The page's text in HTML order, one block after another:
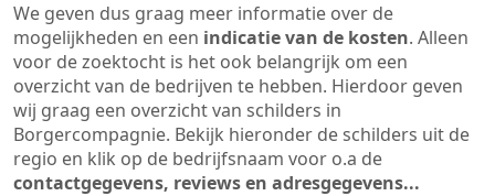
We geven dus graag meer informatie over de
mogelijkheden en een indicatie van de kosten. Alleen
voor de zoektocht is het ook belangrijk om een
overzicht van de bedrijven te hebben. Hierdoor geven
wij graag een overzicht van schilders in
Borgercompagnie. Bekijk hieronder de schilders uit de
regio en klik op de bedrijfsnaam voor o.a de
contactgegevens, reviews en adresgegevens...